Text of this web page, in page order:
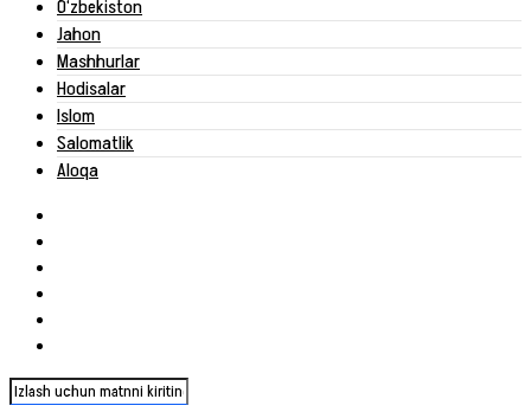
O‘zbekiston
Jahon
Mashhurlar
Hodisalar
Islom
Salomatlik
Aloqa